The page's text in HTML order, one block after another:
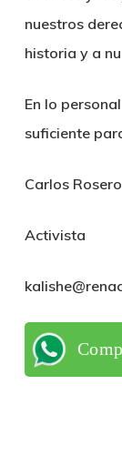
nuestros
historia y a
En lo
suficiente
Carlos Rosero
Activista